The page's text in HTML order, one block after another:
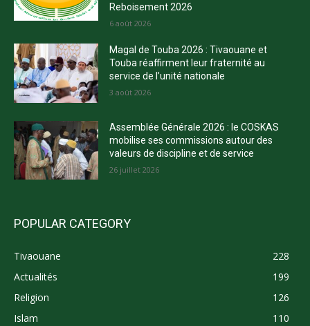
Reboisement 2026
6 août 2026
Magal de Touba 2026 : Tivaouane et
Touba réaffirment leur fraternité au
service de l’unité nationale
3 août 2026
Assemblée Générale 2026 : le COSKAS
mobilise ses commissions autour des
valeurs de discipline et de service
26 juillet 2026
POPULAR CATEGORY
Tivaouane
228
Actualités
199
Religion
126
Islam
110